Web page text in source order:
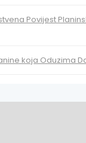
Povijest
koja Oduzima